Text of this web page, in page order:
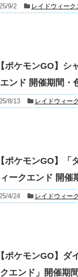
9/2 レイドウィーク
【ポケモンGO】シ
ンド 開催期間・
8/13 レイドウィー
【ポケモンGO】「
ークエンド 開催
4/24 レイドウィー
【ポケモンGO】
エンド」開催期